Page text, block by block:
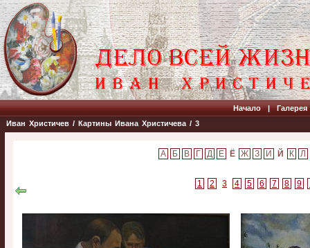
Начало|Галерея
Иван Христичев / Картины Ивана Христичева / 3
Ё Й
1 2 3 4 5 6 7 8 9